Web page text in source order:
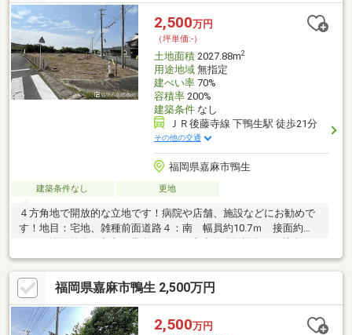
2,500万円
（坪単価:-）
土地面積2027.88m2
用途地域無指定
建ぺい率70%
容積率200%
建築条件なし
ＪＲ後藤寺線 下鴨生駅 徒歩21分
その他の交通
福岡県嘉麻市鴨生
建築条件なし 更地
４方角地で開放的な立地です！病院や店舗、施設などにお勧めで
す！地目：宅地、雑種前面道路４：南 幅員約10.7ｍ 接面約
福岡県嘉麻市鴨生 2,500万円
2,500万円